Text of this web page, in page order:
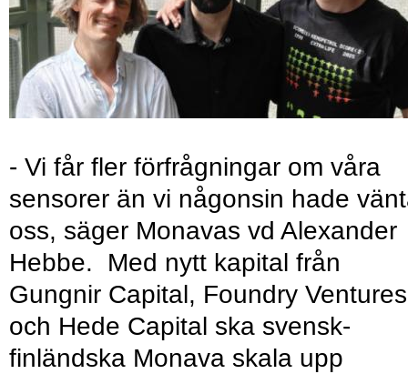
- Vi får fler förfrågningar om våra
sensorer än vi någonsin hade
oss, säger Monavas vd Alexander
Hebbe. Med nytt kapital från
Gungnir Capital, Foundry Ventures
och Hede Capital ska svensk-
finländska Monava skala upp